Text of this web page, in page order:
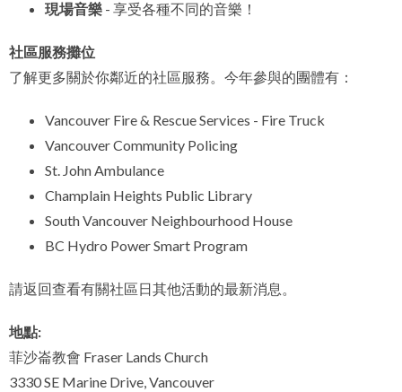
現場音樂 - 享受各種不同的音樂！
社區服務攤位
了解更多關於你鄰近的社區服務。今年參與的團體有：
Vancouver Fire & Rescue Services - Fire Truck
Vancouver Community Policing
St. John Ambulance
Champlain Heights Public Library
South Vancouver Neighbourhood House
BC Hydro Power Smart Program
請返回查看有關社區日其他活動的最新消息。
地點:
菲沙崙教會 Fraser Lands Church
3330 SE Marine Drive, Vancouver